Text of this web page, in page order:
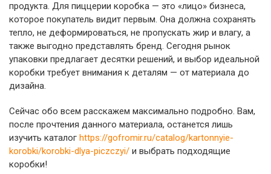
продукта. Для пиццерии коробка — это «лицо» бизнеса,
которое покупатель видит первым. Она должна сохранять
тепло, не деформироваться, не пропускать жир и влагу, а
также выгодно представлять бренд. Сегодня рынок
упаковки предлагает десятки решений, и выбор идеальной
коробки требует внимания к деталям — от материала до
дизайна.
Сейчас обо всем расскажем максимально подробно. Вам,
после прочтения данного материала, останется лишь
изучить каталог https://gofromir.ru/catalog/kartonnyie-
korobki/korobki-dlya-piczczyi/ и выбрать подходящие
коробки!